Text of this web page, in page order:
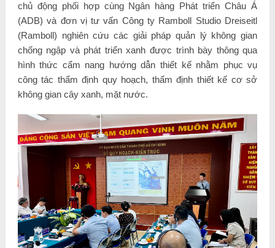
chủ động phối hợp cùng Ngân hàng Phát triển Châu Á
(ADB) và đơn vị tư vấn Công ty Ramboll Studio Dreiseitl
(Ramboll) nghiên cứu các giải pháp quản lý không gian
chống ngập và phát triển xanh được trình bày thông qua
hình thức cẩm nang hướng dẫn thiết kế nhằm phục vụ
công tác thẩm định quy hoạch, thẩm định thiết kế cơ sở
không gian cây xanh, mặt nước.